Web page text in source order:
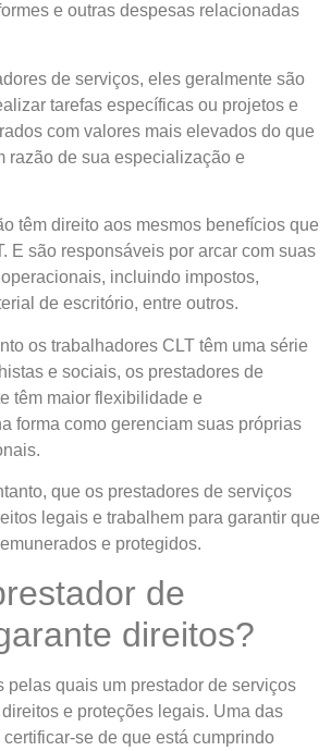
e outras despesas relacionadas
de serviços, eles geralmente são
tarefas específicas ou projetos e
com valores mais elevados do que
razão de sua especialização e
têm direito aos mesmos benefícios que
E são responsáveis por arcar com suas
incluindo impostos,
de escritório, entre outros.
os trabalhadores CLT têm uma série
e sociais, os prestadores de
têm maior flexibilidade e
forma como gerenciam suas próprias
que os prestadores de serviços
legais e trabalhem para garantir que
e protegidos.
de
direitos?
pelas quais um prestador de serviços
e proteções legais. Uma das
se de que está cumprindo